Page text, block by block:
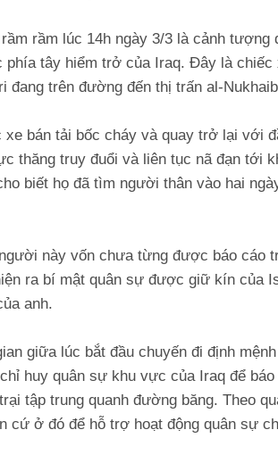
rầm lúc 14h ngày 3/3 là cảnh
phía tây hiểm trở của Iraq. Đây là
đang trên đường đến thị trấn al-
bán tải bốc cháy và quay trở lại với
thăng truy đuổi và liên tục nã đạn tới
biết họ đã tìm người thân vào hai
này vốn chưa từng được báo cáo
ra bí mật quân sự được giữ kín của
anh.
giữa lúc bắt đầu chuyến đi định
huy quân sự khu vực của Iraq để
tập trung quanh đường băng. Theo
cứ ở đó để hỗ trợ hoạt động quân sự